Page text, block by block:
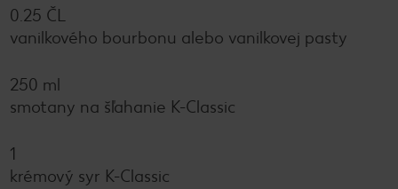
0.25 ČL
vanilkového bourbonu alebo vanilkovej pasty
250 ml
smotany na šľahanie K-Classic
1
krémový syr K-Classic